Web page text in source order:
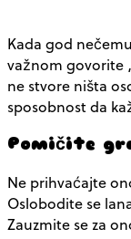
Kada god
važnom govorite
ne stvore ništa
sposobnost da
Pomičite
Ne prihvaćajte
Oslobodite se
Zauzmite se za